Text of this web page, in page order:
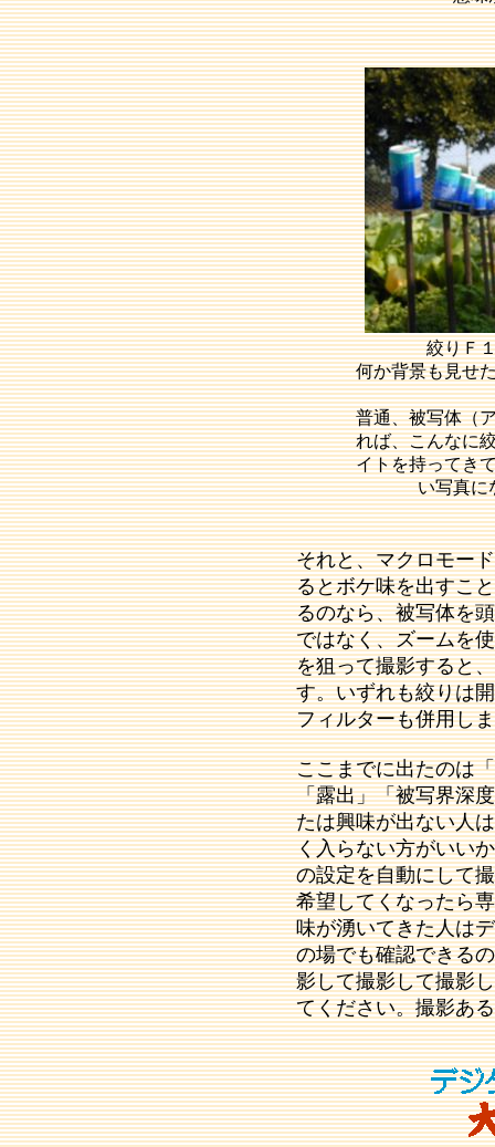
絞り
何か背景も見せ
普通、被写体（
れば、こんなに
イトを持ってき
い写真に
それと、マクロモー
るとボケ味を出すこ
るのなら、被写体を
ではなく、ズームを
を狙って撮影すると
す。いずれも絞りは
フィルターも併用し
ここまでに出たのは
「露出」「被写界深
たは興味が出ない人
く入らない方がいい
の設定を自動にして
希望してくなったら
味が湧いてきた人は
の場でも確認できる
影して撮影して撮影
てください。撮影あ